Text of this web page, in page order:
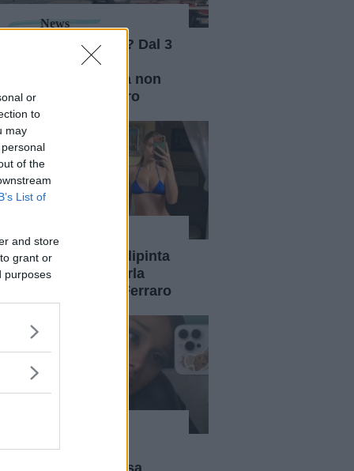
or
to
may
of the
List of
and store
grant or
purposes
News
Vacanze a rischio? Dal 3
agosto 2026 carta
d'identità cartacea non
vale più per l'estero
News
Chiara Ferragni "dipinta
come Satana". Parla
l'amica Veronica Ferraro
Ariana Grande si
prenderà una pausa